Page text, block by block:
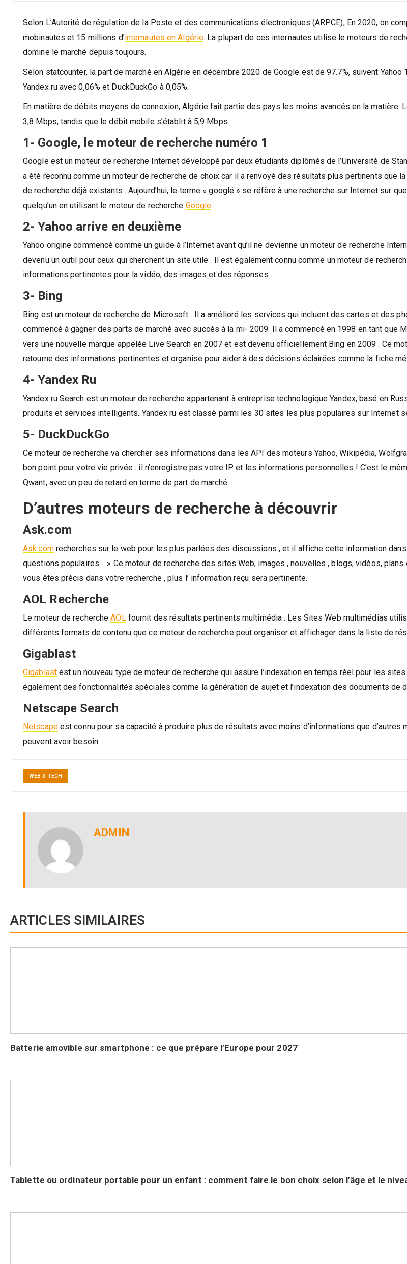
Selon L’Autorité de régulation de la Poste et des communications électroniques (ARPCE), En 2020, on
mobinautes et 15 millions d’internautes en Algérie. La plupart de ces internautes utilise le moteurs de
domine le marché depuis toujours.
Selon statcounter, la part de marché en Algérie en décembre 2020 de Google est de 97.7%, suivent Yahoo
Yandex ru avec 0,06% et DuckDuckGo à 0,05%.
En matière de débits moyens de connexion, Algérie fait partie des pays les moins avancés en la matière.
3,8 Mbps, tandis que le débit mobile s’établit à 5,9 Mbps.
1- Google, le moteur de recherche numéro 1
Google est un moteur de recherche Internet développé par deux étudiants diplômés de l’Université de
a été reconnu comme un moteur de recherche de choix car il a renvoyé des résultats plus pertinents que
de recherche déjà existants . Aujourd’hui, le terme « googlé » se réfère à une recherche sur Internet sur
quelqu’un en utilisant le moteur de recherche Google .
2- Yahoo arrive en deuxième
Yahoo origine commencé comme un guide à l’Internet avant qu’il ne devienne un moteur de recherche
devenu un outil pour ceux qui cherchent un site utile . Il est également connu comme un moteur de
informations pertinentes pour la vidéo, des images et des réponses .
3- Bing
Bing est un moteur de recherche de Microsoft . Il a amélioré les services qui incluent des cartes et des
commencé à gagner des parts de marché avec succès à la mi- 2009. Il a commencé en 1998 en tant que
vers une nouvelle marque appelée Live Search en 2007 et est devenu officiellement Bing en 2009 . Ce
retourne des informations pertinentes et organise pour aider à des décisions éclairées comme la fiche
4- Yandex Ru
Yandex ru Search est un moteur de recherche appartenant à entreprise technologique Yandex, basé en
produits et services intelligents. Yandex ru est classè parmi les 30 sites les plus populaires sur Internet
5- DuckDuckGo
Ce moteur de recherche va chercher ses informations dans les API des moteurs Yahoo, Wikipédia,
bon point pour votre vie privée : il n’enregistre pas votre IP et les informations personnelles ! C’est le
Qwant, avec un peu de retard en terme de part de marché.
D’autres moteurs de recherche à découvrir
Ask.com
Ask.comrecherches sur le web pour les plus parlées des discussions , et il affiche cette information
questions populaires . » Ce moteur de recherche des sites Web, images , nouvelles , blogs, vidéos, plans
vous êtes précis dans votre recherche , plus l’ information reçu sera pertinente.
AOL Recherche
Le moteur de rechercheAOLfournit des résultats pertinents multimédia . Les Sites Web multimédias
différents formats de contenu que ce moteur de recherche peut organiser et affichager dans la liste de
Gigablast
Gigablastest un nouveau type de moteur de recherche qui assure l’indexation en temps réel pour les
également des fonctionnalités spéciales comme la génération de sujet et l’indexation des documents de
Netscape Search
Netscapeest connu pour sa capacité à produire plus de résultats avec moins d’informations que d’autres
peuvent avoir besoin .
WEB & TECH
ADMIN
ARTICLES SIMILAIRES
Batterie amovible sur smartphone : ce que prépare l’Europe pour 2027
Tablette ou ordinateur portable pour un enfant : comment faire le bon choix selon l’âge et le